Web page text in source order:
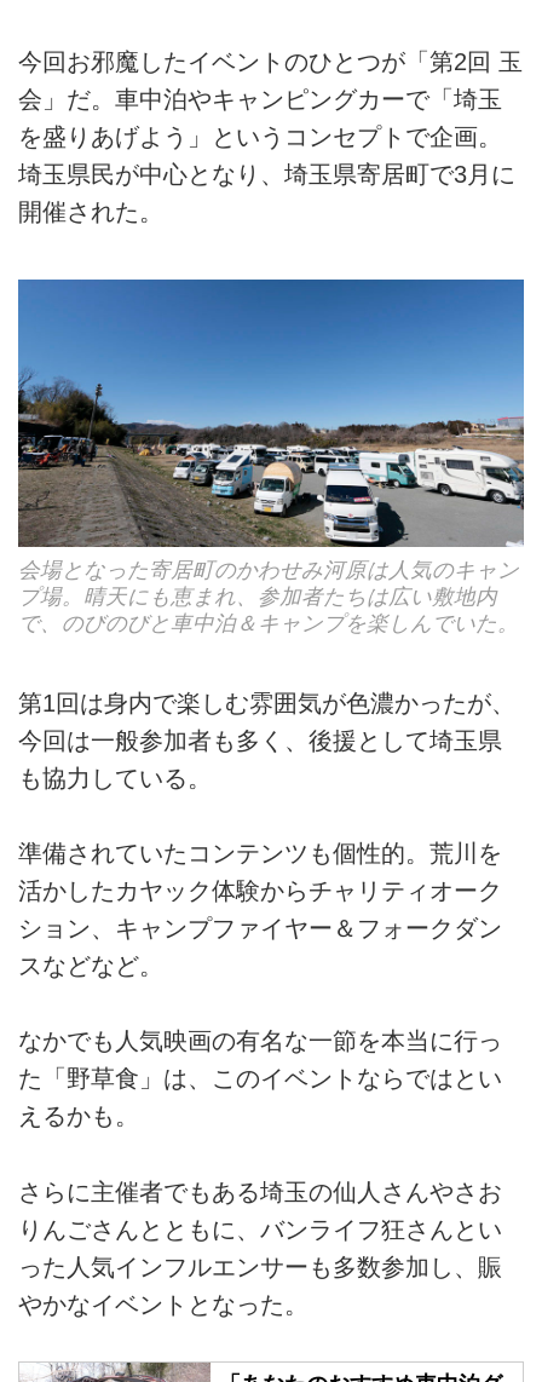
今回お邪魔したイベントのひとつが「第2回 玉
会」だ。車中泊やキャンピングカーで「埼玉
を盛りあげよう」というコンセプトで企画。
埼玉県民が中心となり、埼玉県寄居町で3月に
開催された。
会場となった寄居町のかわせみ河原は人気のキャン
プ場。晴天にも恵まれ、参加者たちは広い敷地内
で、のびのびと車中泊＆キャンプを楽しんでいた。
第1回は身内で楽しむ雰囲気が色濃かったが、
今回は一般参加者も多く、後援として埼玉県
も協力している。
準備されていたコンテンツも個性的。荒川を
活かしたカヤック体験からチャリティオーク
ション、キャンプファイヤー＆フォークダン
スなどなど。
なかでも人気映画の有名な一節を本当に行っ
た「野草食」は、このイベントならではとい
えるかも。
さらに主催者でもある埼玉の仙人さんやさお
りんごさんとともに、バンライフ狂さんとい
った人気インフルエンサーも多数参加し、賑
やかなイベントとなった。